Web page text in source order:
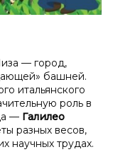
— город,
башней.
итальянского
роль в
— Галилео
разных весов,
научных трудах.